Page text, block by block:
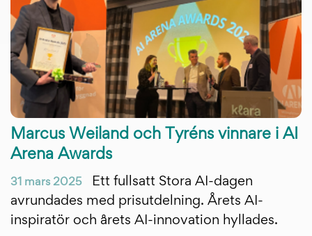
Marcus Weiland och Tyréns vinnare i AI
Arena Awards
31 mars 2025
Ett fullsatt Stora AI-dagen
avrundades med prisutdelning. Årets AI-
inspiratör och årets AI-innovation hyllades.